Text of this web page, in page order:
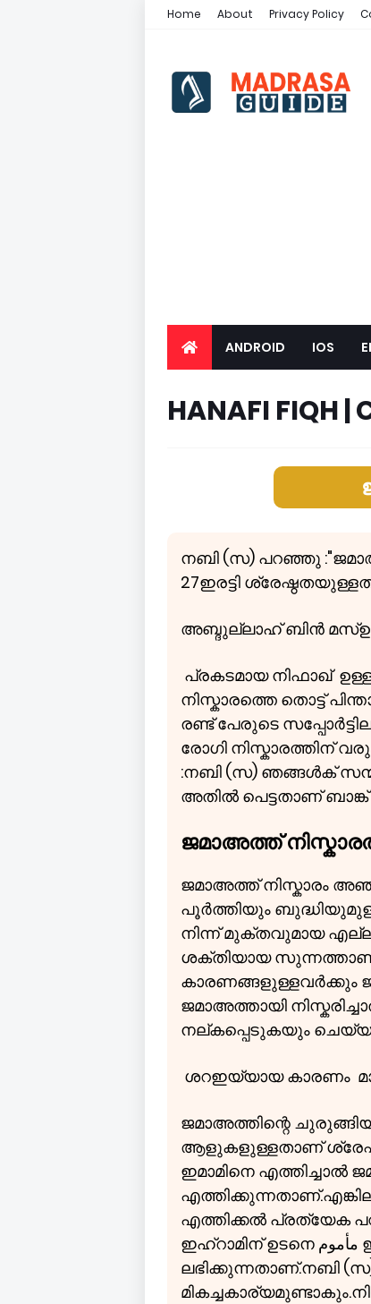
Home About Privacy Policy
ANDROID IOS
HANAFI FIQH |
നബി (സ) പറഞ്ഞു
27ഇരട്ടി
അബ്ദുല്ലാഹ് ബിൻ
പ്രകടമായ നിഫാഖ്
നിസ്കാരത്തെ തൊട്ട്
രണ്ട് പേരുടെ
രോഗി നിസ്കാരത്തിന്
:നബി (സ) ഞങ്ങൾക്
അതിൽ പെട്ടതാണ് ബാങ്ക്
ജമാഅത്ത്
ജമാഅത്ത് നിസ്കാരം
പൂർത്തിയും
നിന്ന് മുക്തവുമായ
ശക്തിയായ
കാരണങ്ങളുള്ളവർക്കും
ജമാഅത്തായി
നല്കപ്പെടുകയും
ശറഇയ്യായ കാരണം
ജമാഅത്തിന്റെ
ആളുകളുള്ളതാണ്
ഇമാമിനെ എത്തിച്ചാൽ
എത്തിക്കൽ പ്രത്യേക
ഇഹ്റാമിന് ഉടനെ مأموم ഇഹ്റാം കെട്ടിയാൽ ആ പവിത്രത
ലഭിക്കുന്നതാണ്.നബി